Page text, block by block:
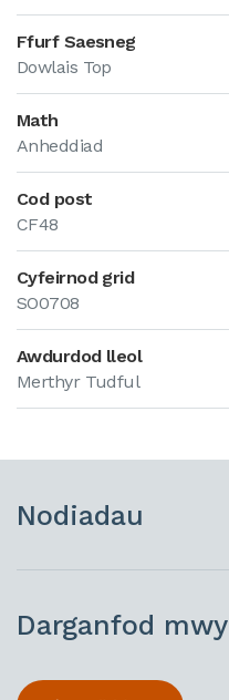
Ffurf Saesneg
Dowlais Top
Math
Anheddiad
Cod post
CF48
Cyfeirnod grid
SO0708
Awdurdod lleol
Merthyr Tudful
Nodiadau
Darganfod mwy